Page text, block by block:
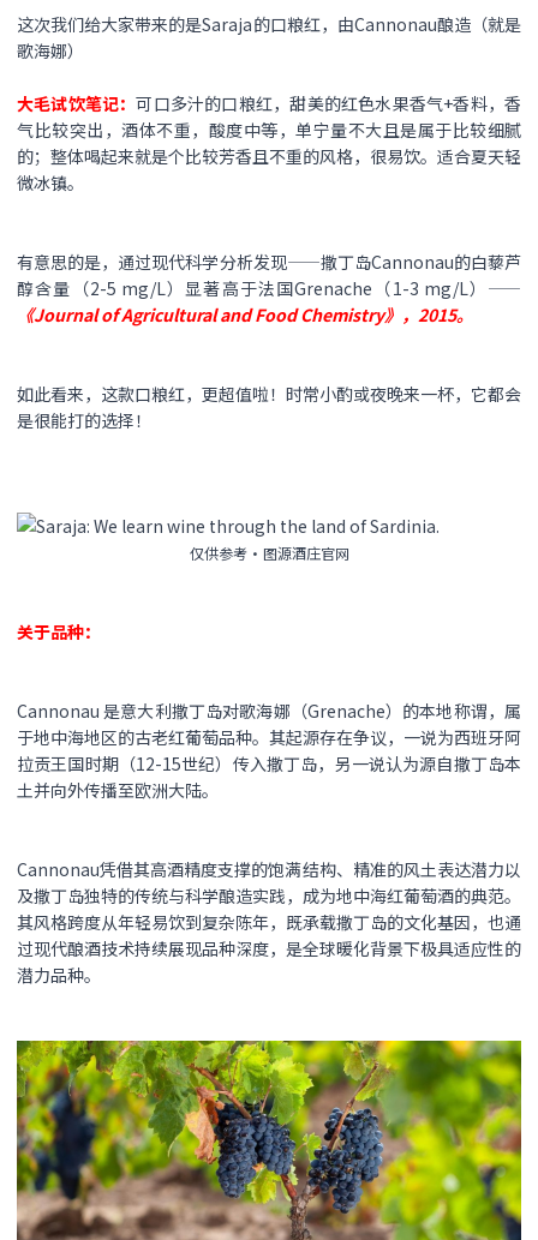
这次我们给大家带来的是Saraja的口粮红，由Cannonau酿造（就是
歌海娜）
大毛试饮笔记：可口多汁的口粮红，甜美的红色水果香气+香料，香
气比较突出，酒体不重，酸度中等，单宁量不大且是属于比较细腻
的；整体喝起来就是个比较芳香且不重的风格，很易饮。适合夏天轻
微冰镇。
有意思的是，通过现代科学分析发现——撒丁岛Cannonau的白藜芦
醇含量（2-5 mg/L）显著高于法国Grenache（1-3 mg/L）——
《Journal of Agricultural and Food Chemistry》，2015。
如此看来，这款口粮红，更超值啦！时常小酌或夜晚来一杯，它都会
是很能打的选择！
仅供参考·图源酒庄官网
关于品种：
Cannonau​ 是意大利撒丁岛对歌海娜（Grenache）​​的本地称谓，属
于地中海地区的古老红葡萄品种。其起源存在争议，一说为西班牙阿
拉贡王国时期（12-15世纪）传入撒丁岛，另一说认为源自撒丁岛本
土并向外传播至欧洲大陆。
Cannonau凭借其高酒精度支撑的饱满结构、精准的风土表达潜力以
及撒丁岛独特的传统与科学酿造实践，成为地中海红葡萄酒的典范。
其风格跨度从年轻易饮到复杂陈年，既承载撒丁岛的文化基因，也通
过现代酿酒技术持续展现品种深度，是全球暖化背景下极具适应性的
潜力品种。